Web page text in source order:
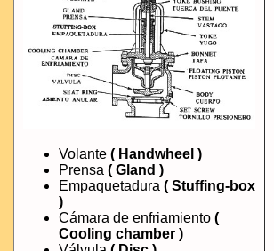
Volante ( Handwheel )
Prensa ( Gland )
Empaquetadura ( Stuffing-box
)
Cámara de enfriamiento (
Cooling chamber )